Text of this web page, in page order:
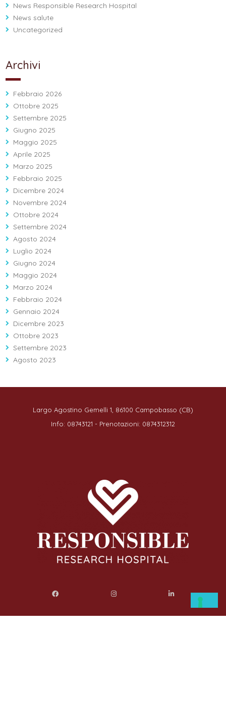
News Responsible Research Hospital
News salute
Uncategorized
Archivi
Febbraio 2026
Ottobre 2025
Settembre 2025
Giugno 2025
Maggio 2025
Aprile 2025
Marzo 2025
Febbraio 2025
Dicembre 2024
Novembre 2024
Ottobre 2024
Settembre 2024
Agosto 2024
Luglio 2024
Giugno 2024
Maggio 2024
Marzo 2024
Febbraio 2024
Gennaio 2024
Dicembre 2023
Ottobre 2023
Settembre 2023
Agosto 2023
Largo Agostino Gemelli 1, 86100 Campobasso (CB)
Info: 08743121 - Prenotazioni: 0874312312